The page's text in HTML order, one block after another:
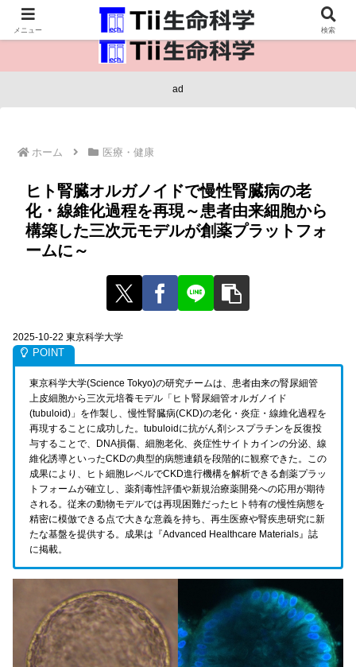
医療保健・生命・生物の情報インフラ。
ad
ホーム 医療・健康
ヒト腎臓オルガノイドで慢性腎臓病の老
化・線維化過程を再現～患者由来細胞から
構築した三次元モデルが創薬プラットフォ
ームに～
2025-10-22 東京科学大学
東京科学大学(Science Tokyo)の研究チームは、患者由来の腎尿細管
上皮細胞から三次元培養モデル「ヒト腎尿細管オルガノイド
(tubuloid)」を作製し、慢性腎臓病(CKD)の老化・炎症・線維化過程を
再現することに成功した。tubuloidに抗がん剤シスプラチンを反復投
与することで、DNA損傷、細胞老化、炎症性サイトカインの分泌、線
維化誘導といったCKDの典型的病態連鎖を段階的に観察できた。この
成果により、ヒト細胞レベルでCKD進行機構を解析できる創薬プラッ
トフォームが確立し、薬剤毒性評価や新規治療薬開発への応用が期待
される。従来の動物モデルでは再現困難だったヒト特有の慢性病態を
精密に模倣できる点で大きな意義を持ち、再生医療や腎疾患研究に新
たな基盤を提供する。成果は『Advanced Healthcare Materials』誌
に掲載。
メニュー 検索